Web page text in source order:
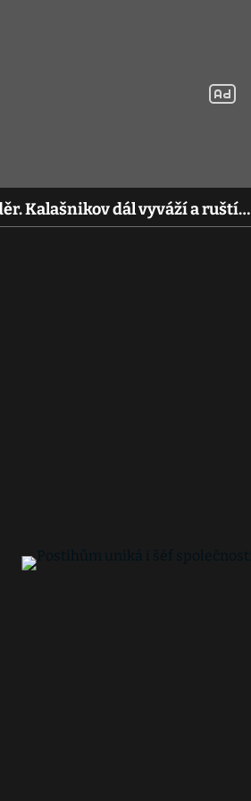
Kalašnikov dál vyváží a ruští…